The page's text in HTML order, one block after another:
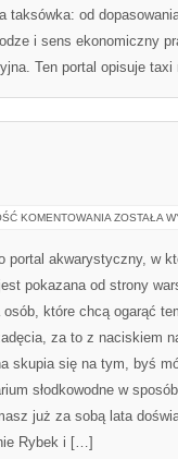
taksówka: od
i sens ekonomiczny
Ten portal opisuje
KOMENTOWANIA AKWARIA
ZOSTAŁA
portal akwarystyczny, w
pokazana od strony
osób, które chcą ogarąć
za to z naciskiem
skupia się na tym, byś
słodkowodne w
już za sobą lata
Rybek i […]